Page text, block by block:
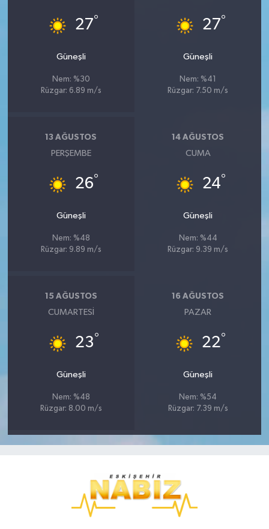
27°
Güneşli
Nem: %30
Rüzgar: 6.89 m/s
27°
Güneşli
Nem: %41
Rüzgar: 7.50 m/s
13 AĞUSTOS
PERŞEMBE
26°
Güneşli
Nem: %48
Rüzgar: 9.89 m/s
14 AĞUSTOS
CUMA
24°
Güneşli
Nem: %44
Rüzgar: 9.39 m/s
15 AĞUSTOS
CUMARTESI
23°
Güneşli
Nem: %48
Rüzgar: 8.00 m/s
16 AĞUSTOS
PAZAR
22°
Güneşli
Nem: %54
Rüzgar: 7.39 m/s